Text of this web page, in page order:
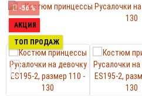
-56 %
АКЦИЯ
ТОП ПРОДАЖ